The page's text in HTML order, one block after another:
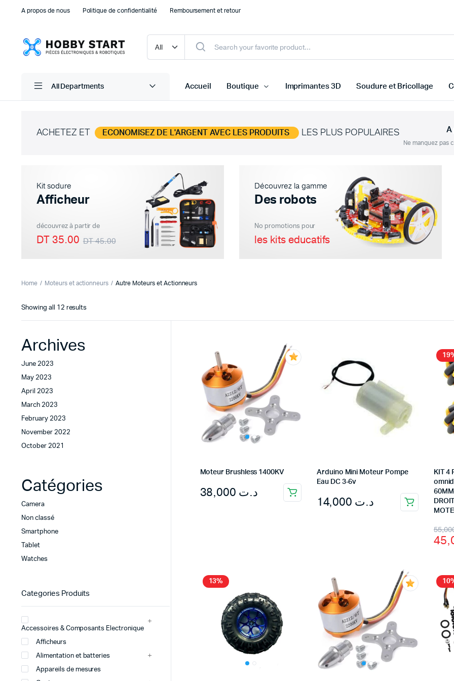
A propos de nous Politique de confidentialité Remboursement et retour
All Departments Accueil Boutique
Plaque d’essais Breadboard et PCB
Composants Electroniques
Capteurs Température et Humidité
Autres capteurs
STM32 ARM
Microbit
Autre carte
CNC & Laser
Autre Moteurs et Actionneurs
Imprimantes 3D Soudure et Bricollage
ACHETEZ ET ECONOMISEZ DE L'ARGENT AVEC LES PRODUITS LES PLUS POPULAIRES A
Ne manquez pas
Kit sodure
Afficheur
découvrez à partir de
DT 45.00
DT 35.00
Découvrez la gamme
Des robots
No promotions pour
les kits educatifs
Home Moteurs et actionneurs Autre Moteurs et Actionneurs
Showing all 12 resultsSorted
Moteur Brushless 1400KV
د.ت
Arduino Mini Moteur Pompe
Eau DC 3-6v
د.ت
KIT 4
13%
Archives
June 2023
May 2023
April 2023
March 2023
February 2023
November 2022
October 2021
Catégories
Camera
Non classé
Smartphone
Tablet
Watches
Categories Produits
Accessoires & Composants Electronique
Afficheurs
Alimentation et batteries
Appareils de mesures